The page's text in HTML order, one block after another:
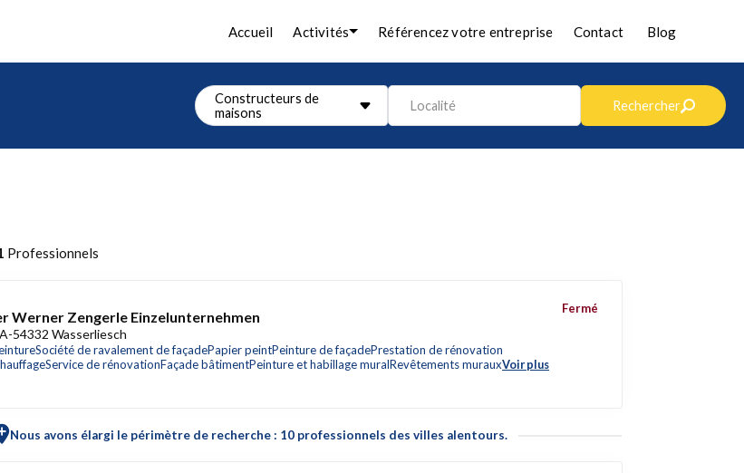
Accueil Activités Référencez votre entreprise Contact Blog
Constructeurs de
maisons
Localité Rechercher
Professionnels
Werner Zengerle Einzelunternehmen
54332 Wasserliesch
Société de ravalement de façadePapier peintPeinture de façadePrestation de rénovation
Service de rénovationFaçade bâtimentPeinture et habillage muralRevêtements murauxVoir plus
Fermé
Nous avons élargi le périmètre de recherche : 10 professionnels des villes alentours.